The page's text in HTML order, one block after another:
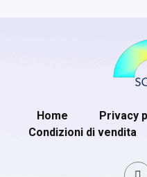
Home Privacy
Condizioni di vendita